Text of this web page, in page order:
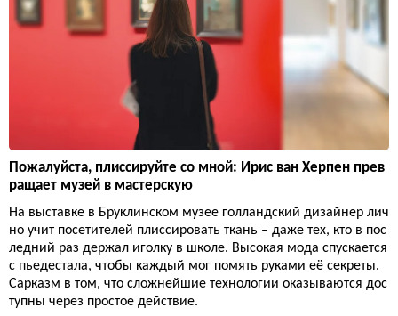
Пожалуйста, плиссируйте со мной: Ирис ван Херпен прев
ращает музей в мастерскую
На выставке в Бруклинском музее голландский дизайнер лич
но учит посетителей плиссировать ткань – даже тех, кто в пос
ледний раз держал иголку в школе. Высокая мода спускается
с пьедестала, чтобы каждый мог помять руками её секреты.
Сарказм в том, что сложнейшие технологии оказываются дос
тупны через простое действие.